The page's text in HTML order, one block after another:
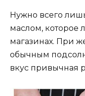
Нужно всего
маслом, которое
магазинах. При
обычным
вкус привычная